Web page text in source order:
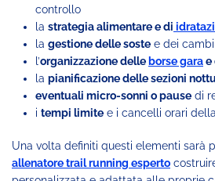
controllo
la strategia alimentare e di
la gestione delle soste e dei
l’organizzazione delle borse garae
la pianificazione delle sezioni
eventuali micro-sonni o pause di
i tempi limite e i cancelli orari
Una volta definiti questi elementi sarà
allenatore trail running esperto